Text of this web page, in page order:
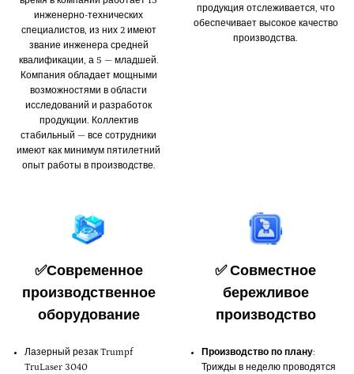
инженерно-технических
специалистов, из них 2 имеют
звание инженера средней
квалификации, а 5 — младшей.
Компания обладает мощными
возможностями в области
исследований и разработок
продукции. Коллектив
стабильный — все сотрудники
имеют как минимум пятилетний
опыт работы в производстве.
продукция отслеживается, что
обеспечивает высокое качество
производства.
✅Современное
производственное
оборудование
Лазерный резак Trumpf
TruLaser 3040
✅ Совместное
бережливое
производство
Производство по плану:
Трижды в неделю проводятся